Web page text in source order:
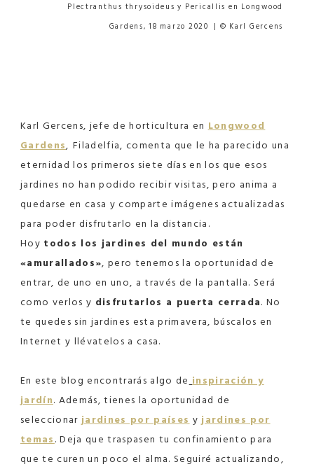
Plectranthus thrysoideus y Pericallis en Longwood
Gardens, 18 marzo 2020 | © Karl Gercens
Karl Gercens, jefe de horticultura enLongwood
Gardens, Filadelfia, comenta que le ha parecido una
eternidad los primeros siete días en los que esos
jardines no han podido recibir visitas, pero anima a
quedarse en casa y comparte imágenes actualizadas
para poder disfrutarlo en la distancia.
Hoy todos los jardines del mundo están
«amurallados», pero tenemos la oportunidad de
entrar, de uno en uno, a través de la pantalla. Será
como verlos y disfrutarlos a puerta cerrada. No
te quedes sin jardines esta primavera, búscalos en
Internet y llévatelos a casa.
En este blog encontrarás algo deinspiración y
jardín. Además, tienes la oportunidad de
seleccionarjardines por paísesyjardines por
temas. Deja que traspasen tu confinamiento para
que te curen un poco el alma. Seguiré actualizando,